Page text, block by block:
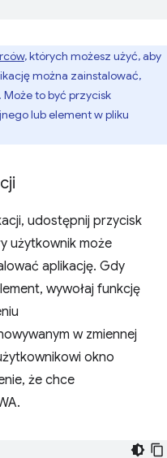
, których możesz użyć, aby
można zainstalować,
to być przycisk
lub element w pliku
udostępnij przycisk
użytkownik może
aplikację. Gdy
wywołaj funkcję
w zmiennej
okno
że chce